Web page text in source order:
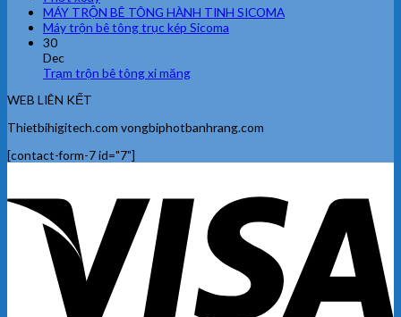
MÁY TRỘN BÊ TÔNG HÀNH TINH SICOMA
Máy trộn bê tông trục kép Sicoma
30
Dec
Trạm trộn bê tông xi măng
WEB LIÊN KẾT
Thietbihigitech.com vongbiphotbanhrang.com
[contact-form-7 id="7"]